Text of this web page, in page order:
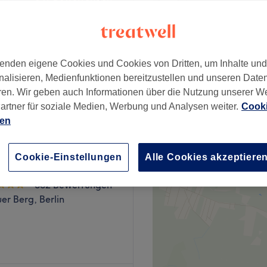
ab 10 €
in der Danziger
and Lashes
552 Bewertungen
Berg, Berlin
eigene Cookies und Cookies von Dritten, um Inhalte
Medienfunktionen bereitzustellen und unseren
Wir geben auch Informationen über die Nutzung unserer
für soziale Medien, Werbung und Analysen weiter.
Cookie-Einstellungen Alle Cookies akzeptieren